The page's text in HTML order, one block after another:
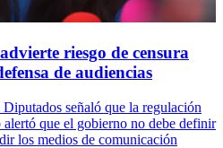
riesgo de censura
de audiencias
señaló que la regulación
alertó que el gobierno no debe definir
los medios de comunicación